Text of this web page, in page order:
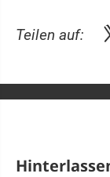
Teilen auf: